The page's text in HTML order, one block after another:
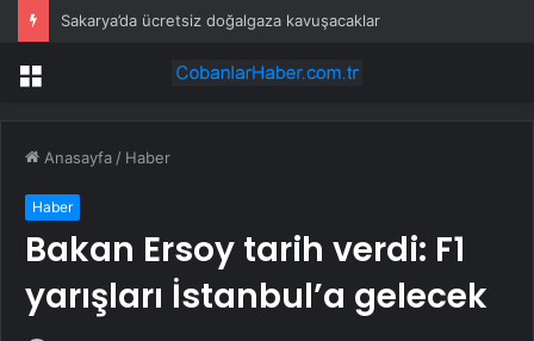
Sakarya’da ücretsiz doğalgaza kavuşacaklar
Menü
Anasayfa / Haber
Haber
Bakan Ersoy tarih verdi: F1
yarışları İstanbul’a gelecek